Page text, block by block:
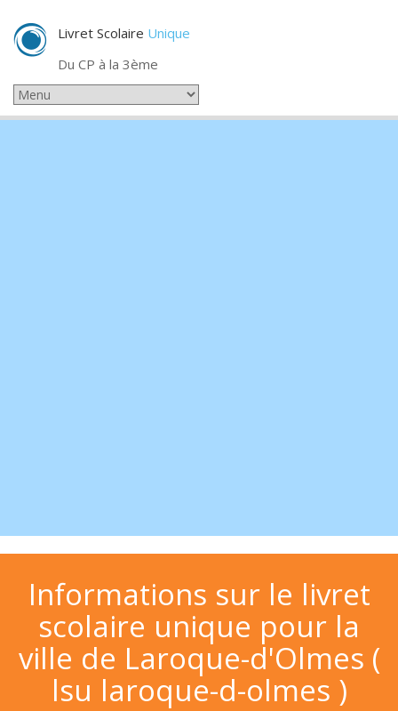
Livret Scolaire Unique
Du CP à la 3ème
Informations sur le livret
scolaire unique pour la
ville de Laroque-d'Olmes (
lsu laroque-d-olmes )